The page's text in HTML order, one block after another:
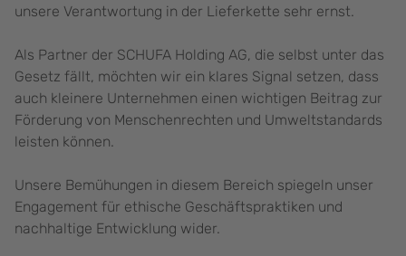
unsere Verantwortung in der Lieferkette sehr ernst.
Als Partner der SCHUFA Holding AG, die selbst unter das
Gesetz fällt, möchten wir ein klares Signal setzen, dass
auch kleinere Unternehmen einen wichtigen Beitrag zur
Förderung von Menschenrechten und Umweltstandards
leisten können.
Unsere Bemühungen in diesem Bereich spiegeln unser
Engagement für ethische Geschäftspraktiken und
nachhaltige Entwicklung wider.